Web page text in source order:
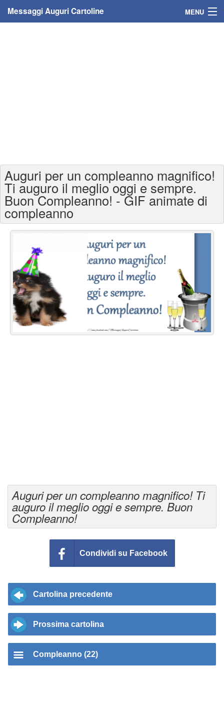
Messaggi Auguri Cartoline MENU
Cartoline auguri anni
Cartoline giorni anno
Cartoline giorni settimana
Cartoline musicali
Cartoline animate
Accedi
Auguri per un compleanno magnifico!
Ti auguro il meglio oggi e sempre.
Buon Compleanno! - GIF animate di
compleanno
Auguri per un compleanno magnifico! Ti
auguro il meglio oggi e sempre. Buon
Compleanno!
Condividi su Facebook
Cartolina precedente
Prossima cartolina
Compleanno (22)